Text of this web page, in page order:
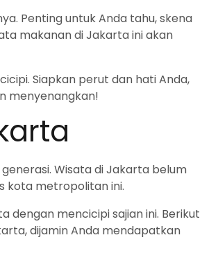
Penting untuk Anda tahu, skena
makanan di Jakarta ini akan
Siapkan perut dan hati Anda,
menyenangkan!
Wisata di Jakarta belum
kota metropolitan ini.
mencicipi sajian ini. Berikut
dijamin Anda mendapatkan